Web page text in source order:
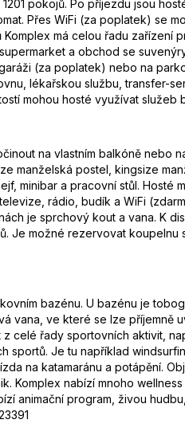
pokojů. Po příjezdu jsou
Přes WiFi (za poplatek) se
má celou řadu zařízení
a obchod se
(za poplatek) nebo na
lékařskou službu, transfer-
mohou hosté využívat služeb
na vlastním balkóně nebo
manželská postel, kingsize
minibar a pracovní stůl. Hosté
rádio, budík a WiFi
je sprchový kout a vana. K
Je možné rezervovat
bazénu. U bazénu je
vana, ve které se lze příjemně
celé řady sportovních aktivit,
Je tu například
na katamaránu a potápění.
Komplex nabízí mnoho
animační program, živou